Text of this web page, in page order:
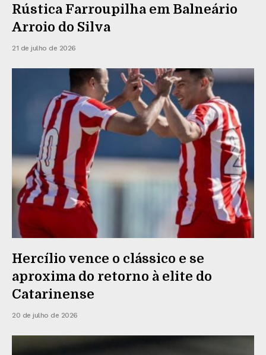
Rústica Farroupilha em Balneário
Arroio do Silva
21 de julho de 2026
Hercílio vence o clássico e se
aproxima do retorno à elite do
Catarinense
20 de julho de 2026